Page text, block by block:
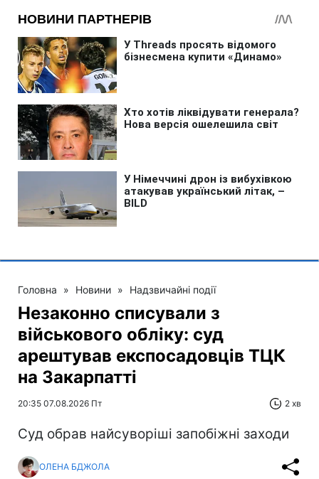
Головна » Новини » Надзвичайні події
Незаконно списували з
військового обліку: суд
арештував експосадовців ТЦК
на Закарпатті
20:35 07.08.2026 Пт 2 хв
Суд обрав найсуворіші запобіжні заходи
ОЛЕНА БДЖОЛА